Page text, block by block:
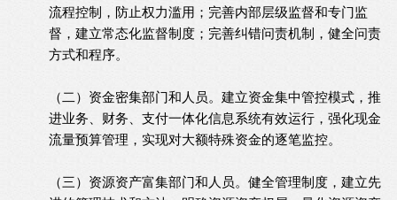
流程控制，防止权力滥用；完善内部层级监督和专门监
督，建立常态化监督制度；完善纠错问责机制，健全问责
方式和程序。
（二）资金密集部门和人员。建立资金集中管控模式，推
进业务、财务、支付一体化信息系统有效运行，强化现金
流量预算管理，实现对大额特殊资金的逐笔监控。
（三）资源资产富集部门和人员。健全管理制度，建立先